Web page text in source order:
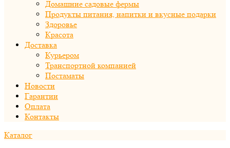
Домашние садовые фермы
Продукты питания, напитки и вкусные подарки
Здоровье
Красота
Доставка
Курьером
Транспортной компанией
Постаматы
Новости
Гарантии
Оплата
Контакты
Каталог